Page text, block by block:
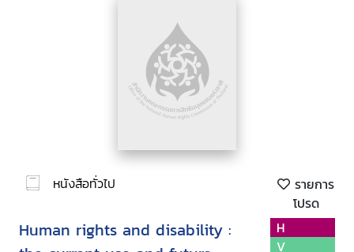
หนังสือทั่วไป
รายการ
โปรด
Human rights and disability :
H
V